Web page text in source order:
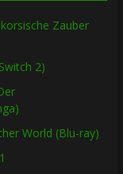
Zauber
2)
World (Blu-ray)